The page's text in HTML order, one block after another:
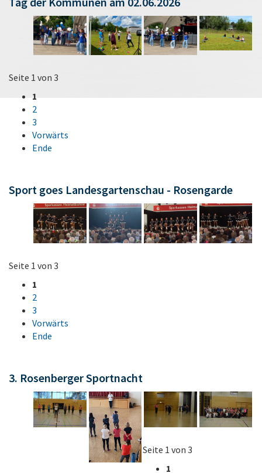
Seite 1 von 3
1
2
3
Vorwärts
Ende
Sport goes Landesgartenschau - Rosengarde
Seite 1 von 3
1
2
3
Vorwärts
Ende
3. Rosenberger Sportnacht
Seite 1 von 3
1